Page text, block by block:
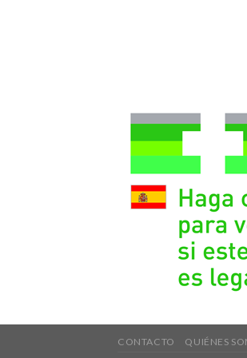
CONTACTO QUIÉNES